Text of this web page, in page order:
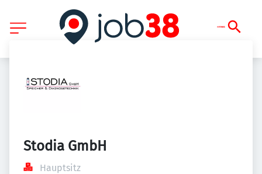
Stodia GmbH
Hauptsitz